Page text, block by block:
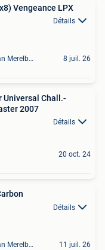
Vengeance LPX
Détails
Zwijnaarde+Deel Van Merelbeke 8 juil. 26
Universal Chall.-
2007
Détails
20 oct. 24
Détails
Zwijnaarde+Deel Van Merelbeke 11 juil. 26